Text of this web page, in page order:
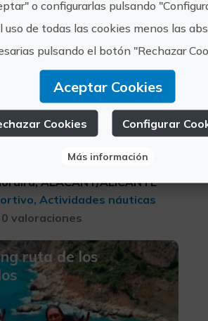
velero con patrón en
360€
ALACANT/ALICANTE
Actividades náuticas
0 valoraciones
ruta de los
o configurarlas pulsando
uso de todas las cookies menos las
pulsando el botón "Rechazar
Aceptar Cookies
Cookies Configurar
Más información